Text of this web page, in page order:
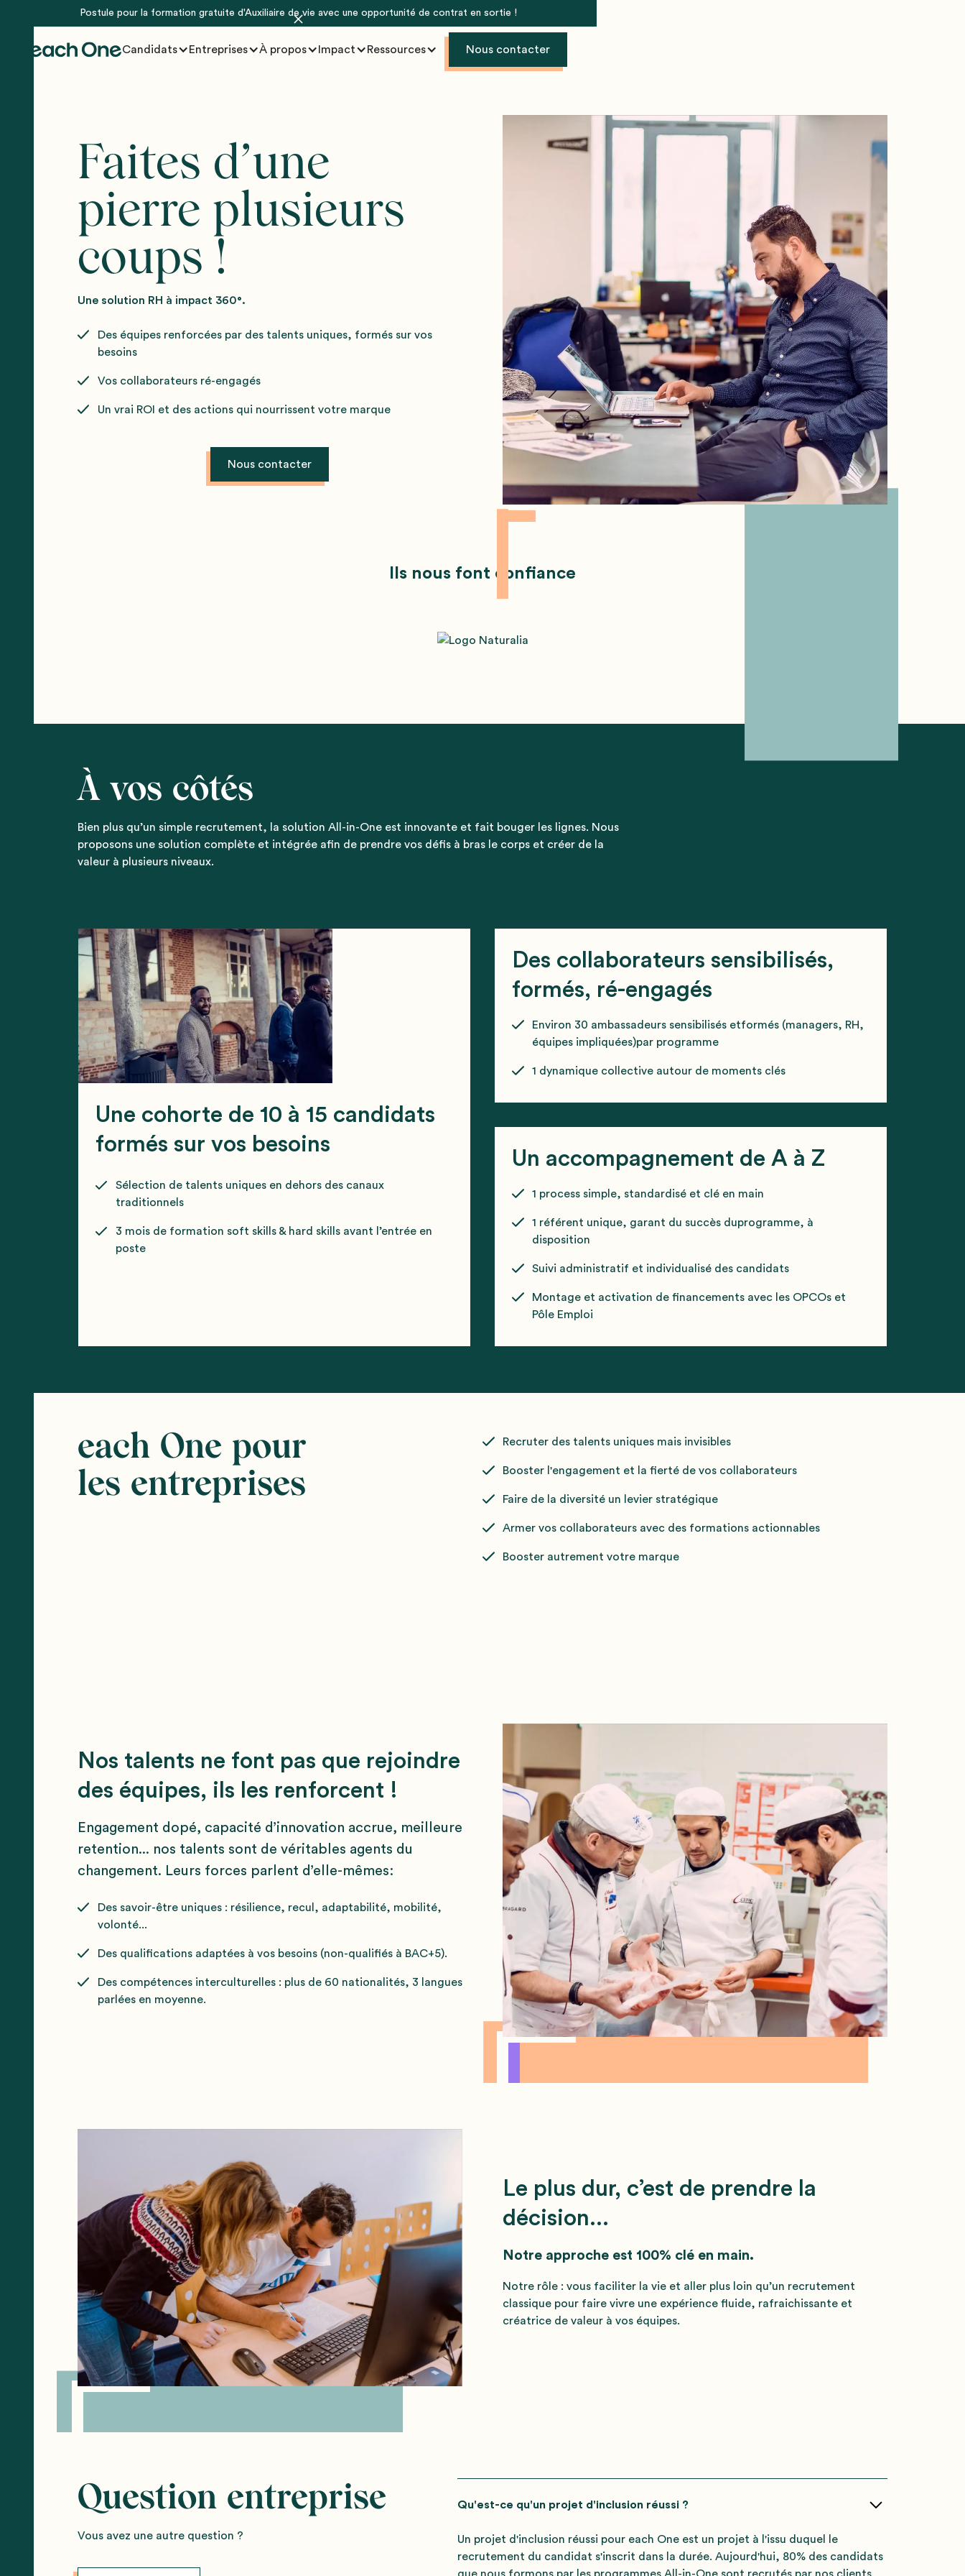
Postule pour la formation gratuite d'Auxiliaire de vie avec une opportunité de contrat en sortie !
Candidats Entreprises À propos Impact Ressources Nous contacter
Faites d’une
pierre plusieurs
coups !
Une solution RH à impact 360°.
Des équipes renforcées par des talents uniques, formés sur vos
besoins
Vos collaborateurs ré-engagés
Un vrai ROI et des actions qui nourrissent votre marque
Nous contacter
Ils nous font confiance
À vos côtés
Bien plus qu’un simple recrutement, la solution All-in-One est innovante et fait bouger les lignes. Nous
proposons une solution complète et intégrée afin de prendre vos défis à bras le corps et créer de la
valeur à plusieurs niveaux.
Une cohorte de 10 à 15 candidats
formés sur vos besoins
Sélection de talents uniques en dehors des canaux
traditionnels
3 mois de formation soft skills & hard skills avant l’entrée en
poste
Des collaborateurs sensibilisés,
formés, ré-engagés
Environ 30 ambassadeurs sensibilisés etformés (managers, RH,
équipes impliquées)par programme
1 dynamique collective autour de moments clés
Un accompagnement de A à Z
1 process simple, standardisé et clé en main
1 référent unique, garant du succès duprogramme, à
disposition
Suivi administratif et individualisé des candidats
Montage et activation de financements avec les OPCOs et
Pôle Emploi
each One pour
les entreprises
Recruter des talents uniques mais invisibles
Booster l'engagement et la fierté de vos collaborateurs
Faire de la diversité un levier stratégique
Armer vos collaborateurs avec des formations actionnables
Booster autrement votre marque
Nos talents ne font pas que rejoindre
des équipes, ils les renforcent !
Engagement dopé, capacité d’innovation accrue, meilleure
retention... nos talents sont de véritables agents du
changement. Leurs forces parlent d’elle-mêmes:
Des savoir-être uniques : résilience, recul, adaptabilité, mobilité,
volonté...
Des qualifications adaptées à vos besoins (non-qualifiés à BAC+5).
Des compétences interculturelles : plus de 60 nationalités, 3 langues
parlées en moyenne.
Le plus dur, c’est de prendre la
décision...
Notre approche est 100% clé en main.
Notre rôle : vous faciliter la vie et aller plus loin qu’un recrutement
classique pour faire vivre une expérience fluide, rafraichissante et
créatrice de valeur à vos équipes.
Question entreprise
Vous avez une autre question ?
Qu'est-ce qu'un projet d'inclusion réussi ?
Un projet d'inclusion réussi pour each One est un projet à l'issu duquel le
recrutement du candidat s'inscrit dans la durée. Aujourd'hui, 80% des candidats